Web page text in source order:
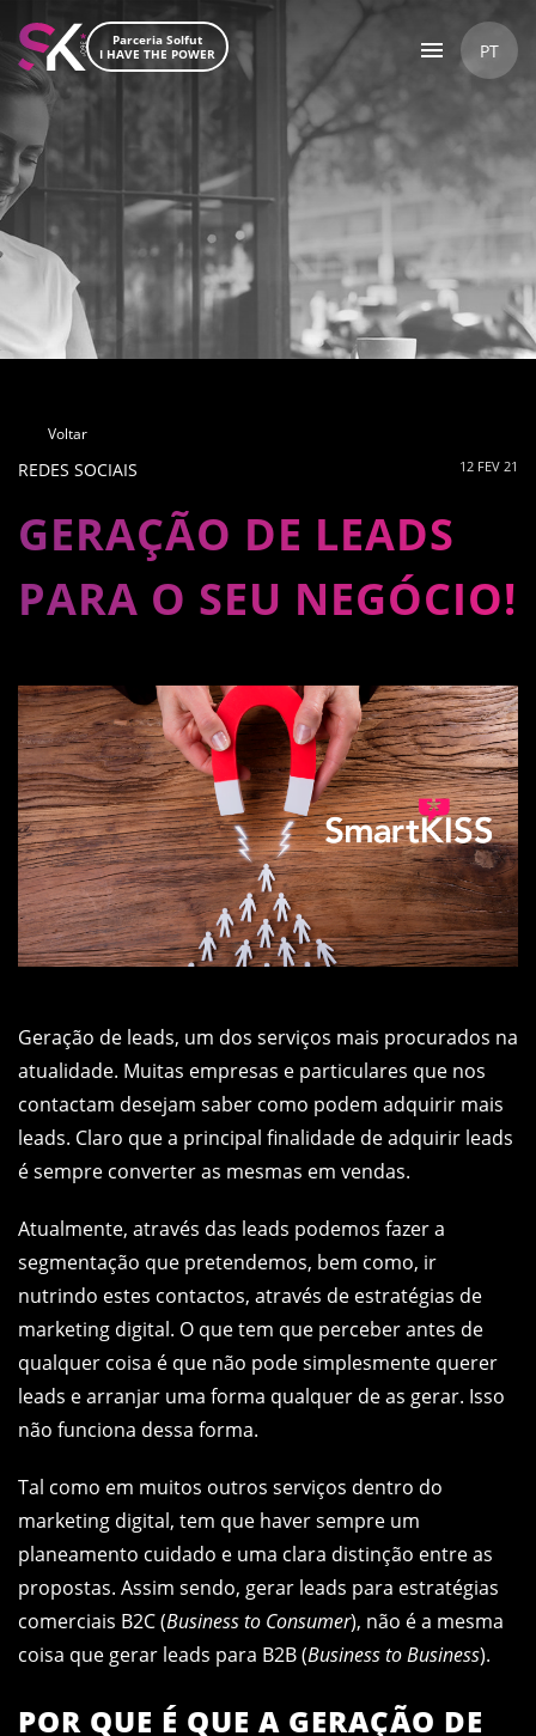
Parceria Solfut
I HAVE THE POWER
PT
Voltar
REDES SOCIAIS 12 FEV 21
GERAÇÃO DE LEADS
PARA O SEU NEGÓCIO!
Geração de leads, um dos serviços mais procurados na
atualidade. Muitas empresas e particulares que nos
contactam desejam saber como podem adquirir mais
leads. Claro que a principal finalidade de adquirir leads
é sempre converter as mesmas em vendas.
Atualmente, através das leads podemos fazer a
segmentação que pretendemos, bem como, ir
nutrindo estes contactos, através de estratégias de
marketing digital. O que tem que perceber antes de
qualquer coisa é que não pode simplesmente querer
leads e arranjar uma forma qualquer de as gerar. Isso
não funciona dessa forma.
Tal como em muitos outros serviços dentro do
marketing digital, tem que haver sempre um
planeamento cuidado e uma clara distinção entre as
propostas. Assim sendo, gerar leads para estratégias
comerciais B2C (Business to Consumer), não é a mesma
coisa que gerar leads para B2B (Business to Business).
POR QUE É QUE A GERAÇÃO DE